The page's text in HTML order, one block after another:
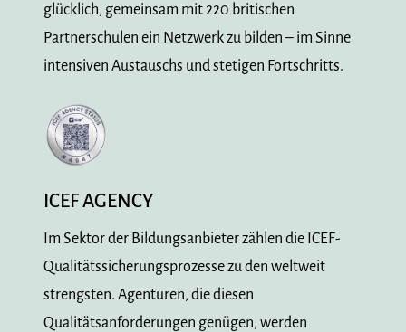
glücklich, gemeinsam mit 220 britischen
Partnerschulen ein Netzwerk zu bilden – im Sinne
intensiven Austauschs und stetigen Fortschritts.
ICEF AGENCY
Im Sektor der Bildungsanbieter zählen die ICEF-
Qualitätssicherungsprozesse zu den weltweit
strengsten. Agenturen, die diesen
Qualitätsanforderungen genügen, werden